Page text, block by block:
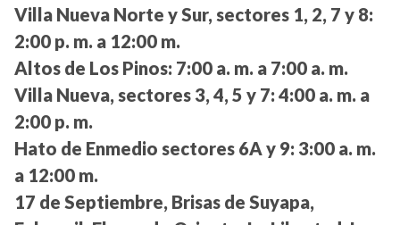
Villa Nueva Norte y Sur, sectores 1, 2, 7 y 8:
2:00 p. m. a 12:00 m.
Altos de Los Pinos: 7:00 a. m. a 7:00 a. m.
Villa Nueva, sectores 3, 4, 5 y 7: 4:00 a. m. a
2:00 p. m.
Hato de Enmedio sectores 6A y 9: 3:00 a. m.
a 12:00 m.
17 de Septiembre, Brisas de Suyapa,